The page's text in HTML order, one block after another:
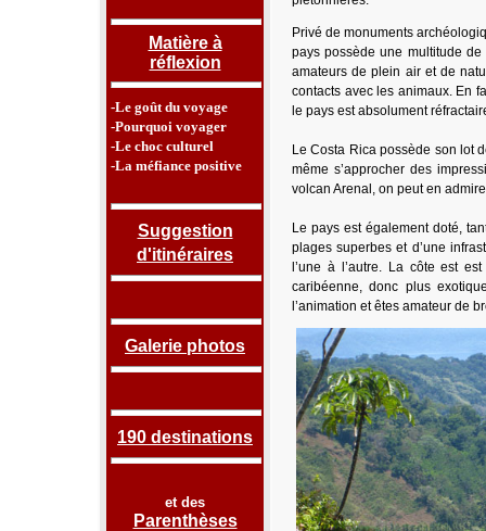
Matière à
réflexion
-Le goût du voyage
-Pourquoi voyager
-Le choc culturel
-La méfiance positive
Suggestion
d'itinéraires
Galerie photos
190 destinations
et des
Parenthèses
Privé de monuments
pays possède une multitude
amateurs de plein air et de
contacts avec les animaux. En
le pays est absolument
Le Costa Rica possède son lot
même s’approcher des
volcan Arenal, on peut en
Le pays est également doté,
plages superbes et d’une
l’une à l’autre. La côte est
caribéenne, donc plus
l’animation et êtes amateur de